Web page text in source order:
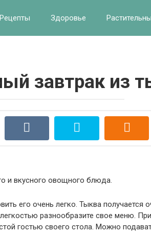
Рецепты Здоровье
завтрак из
и вкусного овощного блюда.
его очень легко. Тыква получается
разнообразите свое меню.
гостью своего стола. Можно